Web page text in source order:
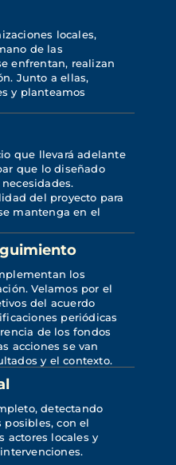
locales,
de las
enfrentan, realizan
Junto a ellas,
y planteamos
que llevará adelante
que lo diseñado
del proyecto para
mantenga en el
los
Velamos por el
del acuerdo
periódicas
de los fondos
acciones se van
y el contexto.
detectando
posibles, con el
actores locales y